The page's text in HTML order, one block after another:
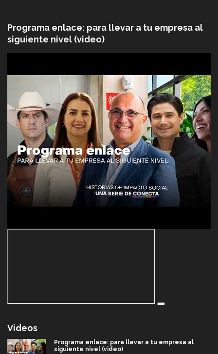
Programa enlace: para llevar a tu empresa al
siguiente nivel (video)
Videos
Programa enlace: para llevar a tu empresa al
siguiente nivel (video)